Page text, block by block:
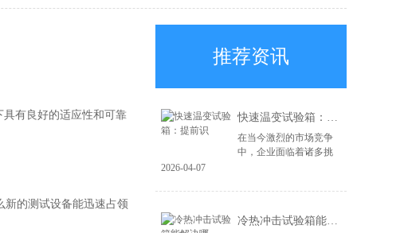
有良好的适应性和可靠
新的测试设备能迅速占领
推荐资讯
快速温变试验箱：提前识
在当今激烈的市场竞争
中，企业面临着诸多挑
市场上立于不败之地，
风险识别能力和高...
2026-04-07
冷热冲击试验箱能解决哪